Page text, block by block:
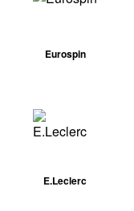
Eurospin
E.Leclerc